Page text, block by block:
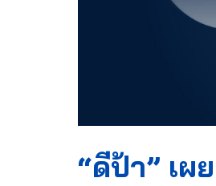
“ดีป้า” เ